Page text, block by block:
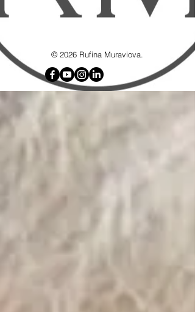
google7d4e4d8192715b6f.html
© 2026 Rufina Muraviova.